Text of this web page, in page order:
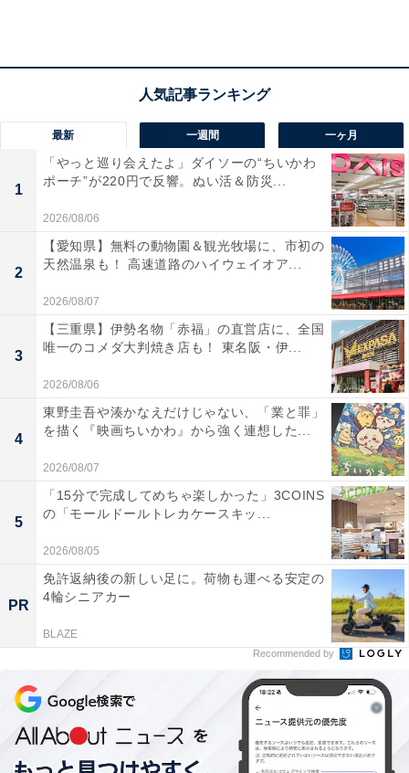
PS VRではどのような体験ができるか
映像は立体視で表現され、音も3Dサラウンド。これを使
うことで「あたかも自分自身がゲームの世界に降り立っ
たかのような体験を味わうことができる」といい、「視
界を完全に覆うことによって、ゲームの世界は劇的に変
化します。この変化は、視覚的な変化でありながら、全
身の感覚に訴えかけるような変化です」と田下氏は述べ
ている。
田下氏がPS VRで実際に遊んだ体験・感覚は、「止まっ
ているエスカレーター」に最も近いという。止まってい
るエスカレーターに乗ると、頭では止まっていると分か
っていても、体の方が反応して動いていることを前提に
最新 一週間 一ヶ月
1
「やっと巡り会えたよ」ダイソーの“ちいかわ
ポーチ”が220円で反響。ぬい活＆防災...
2026/08/06
2
【愛知県】無料の動物園＆観光牧場に、市初の
天然温泉も！ 高速道路のハイウェイオア...
2026/08/07
3
【三重県】伊勢名物「赤福」の直営店に、全国
唯一のコメダ大判焼き店も！ 東名阪・伊...
2026/08/06
4
東野圭吾や湊かなえだけじゃない、「業と罪」
を描く『映画ちいかわ』から強く連想した...
2026/08/07
5
「15分で完成してめちゃ楽しかった」3COINS
の「モールドールトレカケースキッ...
2026/08/05
PR
免許返納後の新しい足に。荷物も運べる安定の
4輪シニアカー
BLAZE
Recommended by